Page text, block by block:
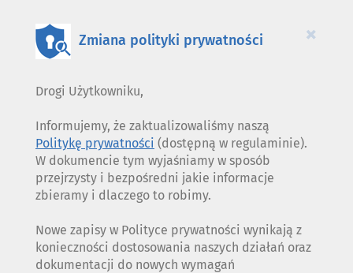
×
Zmiana polityki prywatności
Drogi Użytkowniku,
Informujemy, że zaktualizowaliśmy naszą
Politykę prywatności (dostępną w regulaminie).
W dokumencie tym wyjaśniamy w sposób
przejrzysty i bezpośredni jakie informacje
zbieramy i dlaczego to robimy.
Nowe zapisy w Polityce prywatności wynikają z
konieczności dostosowania naszych działań oraz
dokumentacji do nowych wymagań